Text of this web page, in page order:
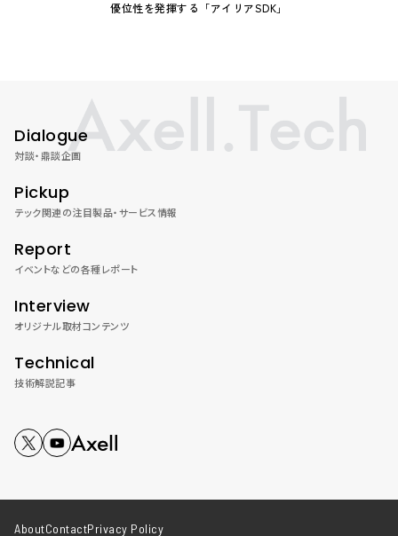
優位性を発揮する「アイリアSDK」
Dialogue
対談・鼎談企画
Pickup
テック関連の注目製品・サービス情報
Report
イベントなどの各種レポート
Interview
オリジナル取材コンテンツ
Technical
技術解説記事
AboutContactPrivacy Policy